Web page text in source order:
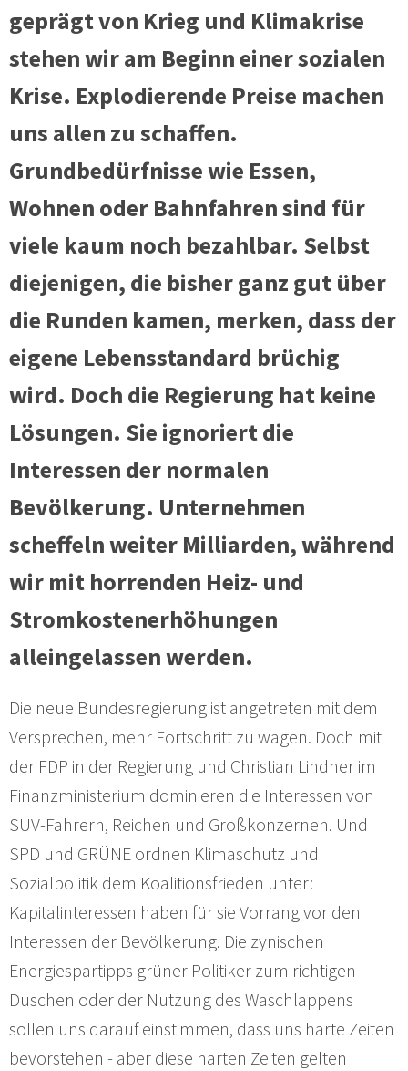
geprägt von Krieg und Klimakrise
stehen wir am Beginn einer sozialen
Krise. Explodierende Preise machen
uns allen zu schaffen.
Grundbedürfnisse wie Essen,
Wohnen oder Bahnfahren sind für
viele kaum noch bezahlbar. Selbst
diejenigen, die bisher ganz gut über
die Runden kamen, merken, dass der
eigene Lebensstandard brüchig
wird. Doch die Regierung hat keine
Lösungen. Sie ignoriert die
Interessen der normalen
Bevölkerung. Unternehmen
scheffeln weiter Milliarden, während
wir mit horrenden Heiz- und
Stromkostenerhöhungen
alleingelassen werden.
Die neue Bundesregierung ist angetreten mit dem
Versprechen, mehr Fortschritt zu wagen. Doch mit
der FDP in der Regierung und Christian Lindner im
Finanzministerium dominieren die Interessen von
SUV-Fahrern, Reichen und Großkonzernen. Und
SPD und GRÜNE ordnen Klimaschutz und
Sozialpolitik dem Koalitionsfrieden unter:
Kapitalinteressen haben für sie Vorrang vor den
Interessen der Bevölkerung. Die zynischen
Energiespartipps grüner Politiker zum richtigen
Duschen oder der Nutzung des Waschlappens
sollen uns darauf einstimmen, dass uns harte Zeiten
bevorstehen - aber diese harten Zeiten gelten